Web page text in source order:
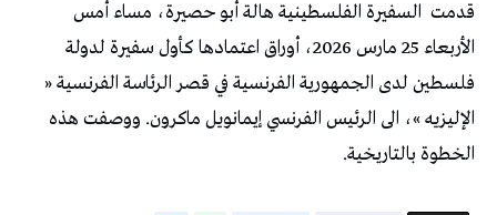
قدمت السفيرة الفلسطينية هالة أبو حصيرة، مساء أمس
الأربعاء 25 مارس 2026، أوراق اعتمادها كأول سفيرة لدولة
فلسطين لدى الجمهورية الفرنسية في قصر الرئاسة الفرنسية «
الإليزيه »، الى الرئيس الفرنسي إيمانويل ماكرون. ووصفت هذه
الخطوة بالتاريخية.